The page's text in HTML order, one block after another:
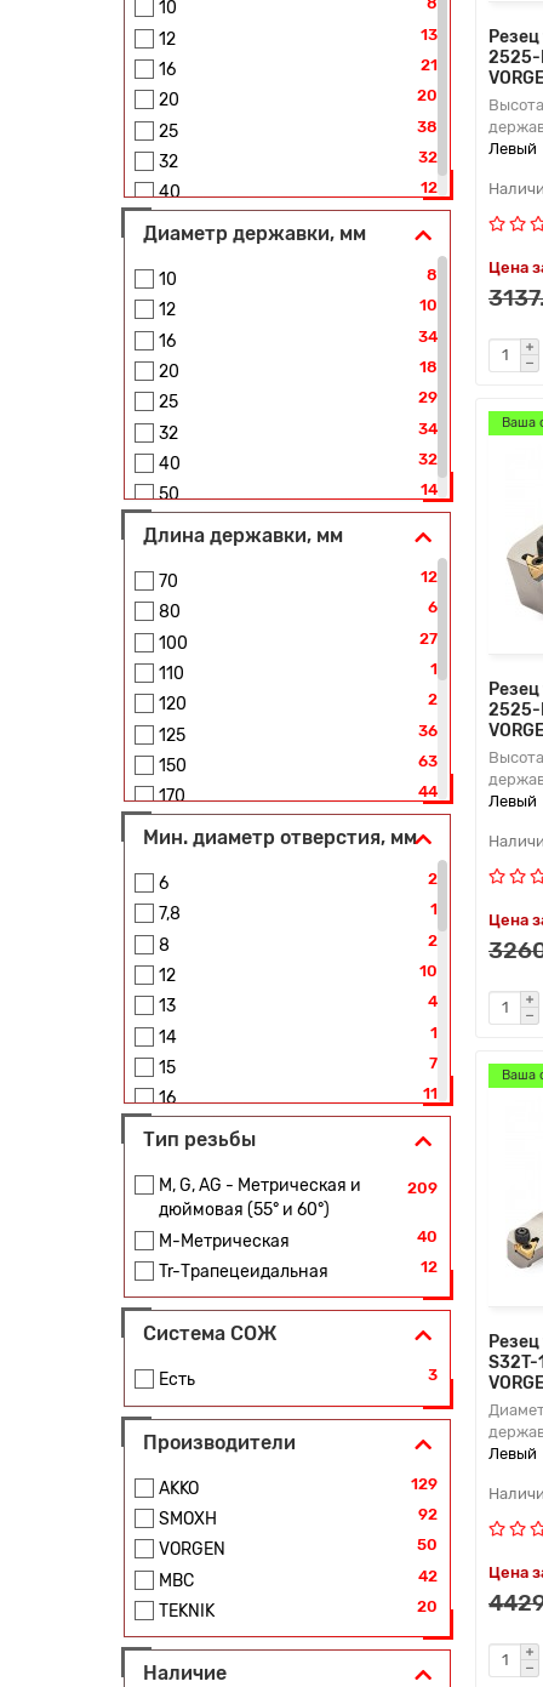
22 IR (ISO) 27
27 EL (ISO) 7
27 ER (ISO) 7
27 IL (ISO) 4
27 IR (ISO) 4
10
12 13
16 21
20 20
25 38
32 32
40 12
Диаметр державки, мм
10 8
12 10
16 34
20 18
25 29
32 34
40 32
50 14
Длина державки, мм
70 12
80 6
100 27
110 1
120 2
125 36
150 63
170 44
250 46
300 35
350 12
400 4
450 2
Мин. диаметр отверстия, мм
6 2
7,8 1
8 2
12 10
13 4
14 1
15 7
16 11
24 11
25
29 24
30 1
32 4
36 12
38 16
40 6
44
46 13
48 2
50 6
54 4
58 8
63 2
Тип резьбы
M, G, AG - Метрическая и
дюймовая (55° и 60°)
209
M-Метрическая 40
Tr-Трапецеидальная 12
Система СОЖ
Есть 3
Производители
AKKO 129
SMOXH 92
VORGEN 50
MBC 42
TEKNIK 20
Наличие
2525-
Левый
Цена
Ваша
2525-
Левый
Цена
Ваша
S32T-
Левый
Цена